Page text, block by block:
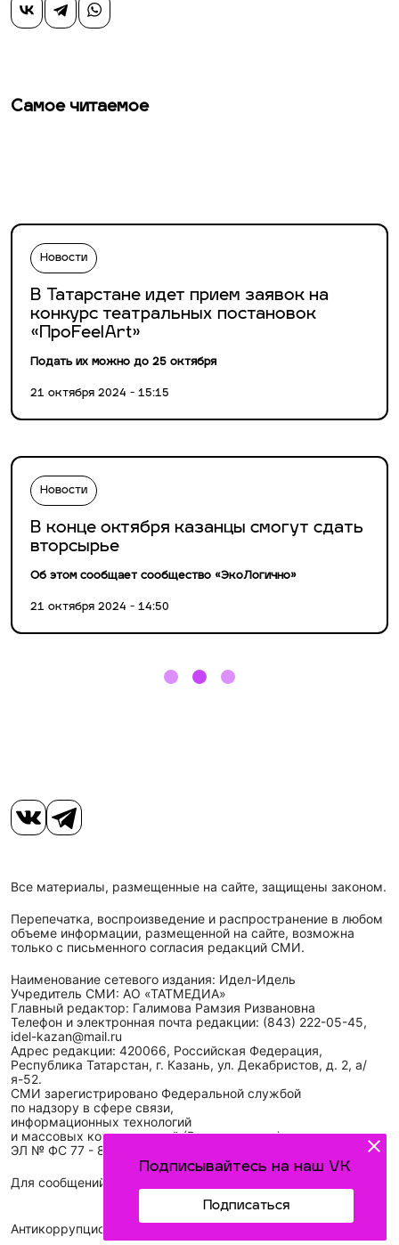
Самое читаемое
Новости
В Татарстане идет прием заявок на
конкурс театральных постановок
«ПроFeelArt»
Подать их можно до 25 октября
21 октября 2024 - 15:15
Новости
В конце октября казанцы смогут сдать
вторсырье
Об этом сообщает сообщество «ЭкоЛогично»
21 октября 2024 - 14:50
Подписывайтесь на наш VK
Подписаться
Все материалы, размещенные на сайте, защищены законом.
Перепечатка, воспроизведение и распространение в любом
объеме информации, размещенной на сайте, возможна
только с письменного согласия редакций СМИ.
Наименование сетевого издания: Идел-Идель
Учредитель СМИ: АО «ТАТМЕДИА»
Главный редактор: Галимова Рамзия Ризвановна
Телефон и электронная почта редакции: (843) 222-05-45,
idel-kazan@mail.ru
Адрес редакции: 420066, Российская Федерация,
Республика Татарстан, г. Казань, ул. Декабристов, д. 2, а/
я-52.
СМИ зарегистрировано Федеральной службой
по надзору в сфере связи,
информационных технологий
и массовых коммуникаций (Роскомнадзор)
ЭЛ № ФС 77 - 89431 от 14.05.2025
Для сообщений о фактах коррупции: idel-kazan@mail.ru
Антикоррупционная политика